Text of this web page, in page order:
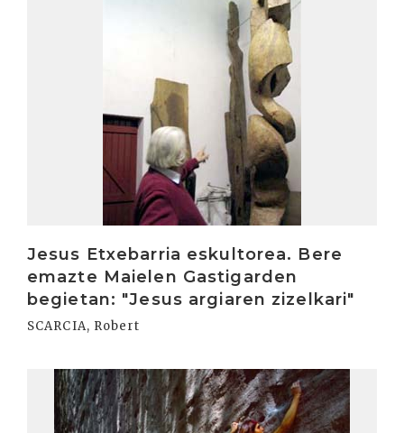
Jesus Etxebarria eskultorea. Bere
emazte Maielen Gastigarden
begietan: "Jesus argiaren zizelkari"
SCARCIA, Robert
Irakurri